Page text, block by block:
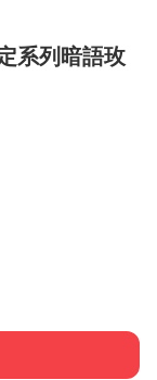
系列暗語玫